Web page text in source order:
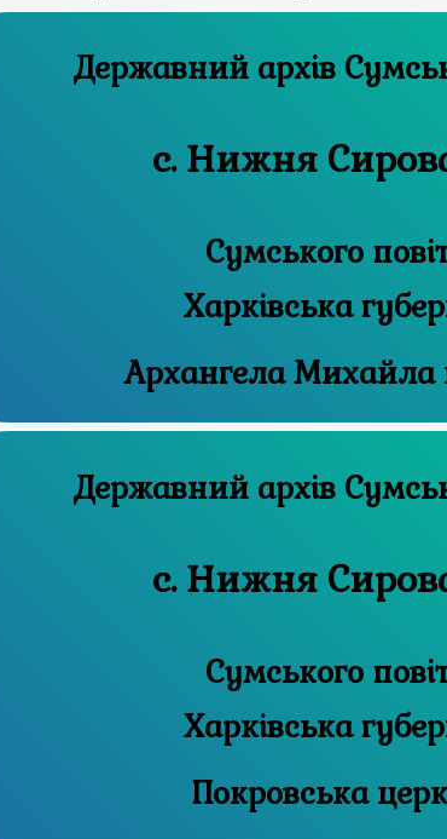
Державний
с. Нижня
Сумського
Харківська
Архангела Михайла
Державний
с. Нижня
Сумського
Харківська
Покровська